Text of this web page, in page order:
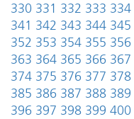
330 331 332 333 334
341 342 343 344 345
352 353 354 355 356
363 364 365 366 367
374 375 376 377 378
385 386 387 388 389
396 397 398 399 400